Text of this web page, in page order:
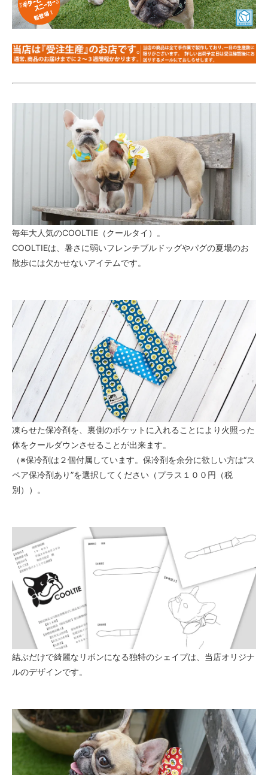
毎年大人気のCOOLTIE（クールタイ）。
COOLTIEは、暑さに弱いフレンチブルドッグやパグの夏場のお
散歩には欠かせないアイテムです。
凍らせた保冷剤を、裏側のポケットに入れることにより火照った
体をクールダウンさせることが出来ます。
（※保冷剤は２個付属しています。保冷剤を余分に欲しい方は“ス
ペア保冷剤あり”を選択してください（プラス１００円（税
別））。
結ぶだけで綺麗なリボンになる独特のシェイプは、当店オリジナ
ルのデザインです。